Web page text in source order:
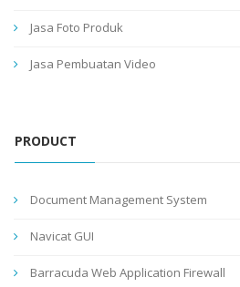
Jasa Foto Produk
Jasa Pembuatan Video
PRODUCT
Document Management System
Navicat GUI
Barracuda Web Application Firewall